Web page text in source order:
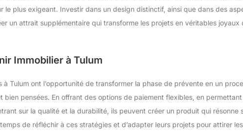
le plus exigeant. Investir dans un design distinctif, ainsi que dans des
un attrait supplémentaire qui transforme les projets en véritables joyaux
Immobilier à Tulum
à Tulum ont l’opportunité de transformer la phase de prévente en un
bien pensées. En offrant des options de paiement flexibles, en permettant
sur la qualité et la durabilité, ils peuvent créer un produit qui résonne
de réfléchir à ces stratégies et d’adapter leurs projets pour attirer les